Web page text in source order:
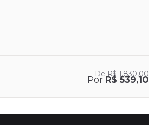
De R$ 1.830,00
Por R$ 539,10